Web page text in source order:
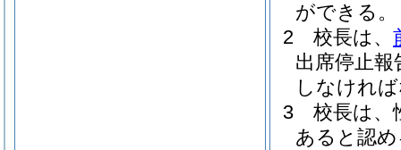
ができる。
2
校長は、
出席停止報
しなけれ
3
校長は、
あると認